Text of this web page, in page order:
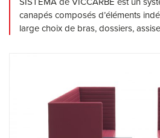
canapés composés d’éléments
large choix de bras, dossiers,